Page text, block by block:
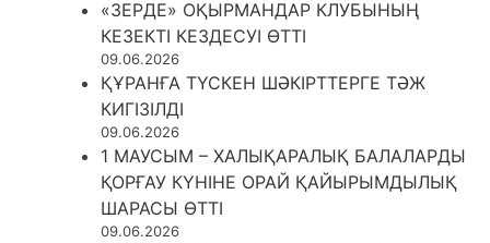
«ЗЕРДЕ» ОҚЫРМАНДАР КЛУБЫНЫҢ
КЕЗЕКТІ КЕЗДЕСУІ ӨТТІ
09.06.2026
ҚҰРАНҒА ТҮСКЕН ШӘКІРТТЕРГЕ ТӘЖ
КИГІЗІЛДІ
09.06.2026
1 МАУСЫМ – ХАЛЫҚАРАЛЫҚ БАЛАЛАРДЫ
ҚОРҒАУ КҮНІНЕ ОРАЙ ҚАЙЫРЫМДЫЛЫҚ
ШАРАСЫ ӨТТІ
09.06.2026